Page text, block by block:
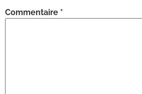
Commentaire *